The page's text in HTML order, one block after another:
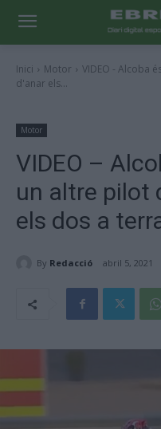
Inici Motor
VIDEO - Alcoba
d'anar els...
Motor
VIDEO –
un altre pilot
els dos a
By Redacció abril 5, 2021